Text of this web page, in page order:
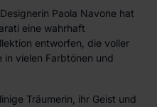
Paola Navone hat
eine wahrhaft
entworfen, die voller
vielen Farbtönen und
Träumerin, ihr Geist und